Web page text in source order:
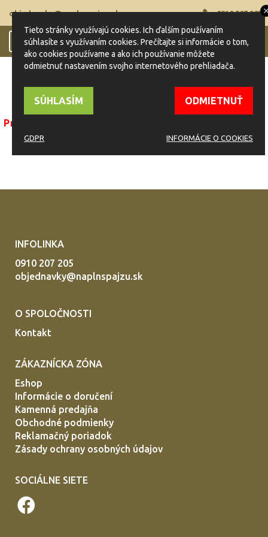
objednavky@naplnspajzu.sk 0910 207 205
Toggle
navigation
SÚKROMNÁ ZÓNA
Pri prístupe do súkromnej zóny sa vyskytla chyba.
INFOLINKA
0910 207 205
objednavky@naplnspajzu.sk
O SPOLOČNOSTI
Kontakt
ZÁKAZNÍCKA ZÓNA
Eshop
Informácie o doručení
Kamenná predajňa
Obchodné podmienky
Reklamačný poriadok
Zásady ochrany osobných údajov
SOCIÁLNE SIETE
Tieto stránky využívajú cookies. Ich ďalším používaním
súhlasíte s využívaním cookies. Prečítajte si informácie o tom,
ako cookies používame a ako ich používanie môžete
odmietnuť nastavením svojho internetového prehliadača.
SÚHLASÍM ODMIETNUŤ
GDPR INFORMÁCIE O COOKIES